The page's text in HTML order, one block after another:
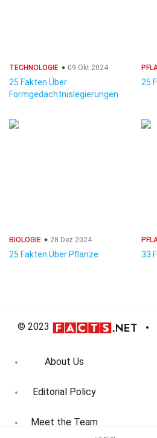
TECHNOLOGIE 09 Okt 2024
25 Fakten Über
Formgedächtnislegierungen
25
BIOLOGIE 28 Dez 2024
25 Fakten Über Pflanze 33
© 2023
About Us
Editorial Policy
Meet the Team